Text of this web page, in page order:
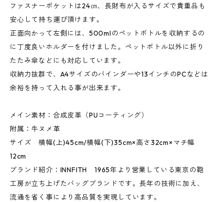
ファスナーポケットは24㎝、長財布が入るサイズで貴重品も
安心して持ち運び頂けます。
正面向かって左側には、500mlのペットボトルを収納するの
に丁度良いホルダーを付けました。ペットボトル以外に折り
たたみ傘などにも対応しています。
収納力抜群で、A4サイズのバインダーや13インチのPCなどは
余裕を持って入れる事が出来ます。
メイン素材：合成皮革（PUコーティング）
附属：牛ヌメ革
サイズ 横幅(上)45cm/横幅(下)35cm×高さ32cm×マチ幅
12cm
ブランド紹介：INNFITH 1965年より営業している東京の鞄
工房が立ち上げたバッグブランドです。長年の技術に加え、
流通を省く事により高品質を実現しています。